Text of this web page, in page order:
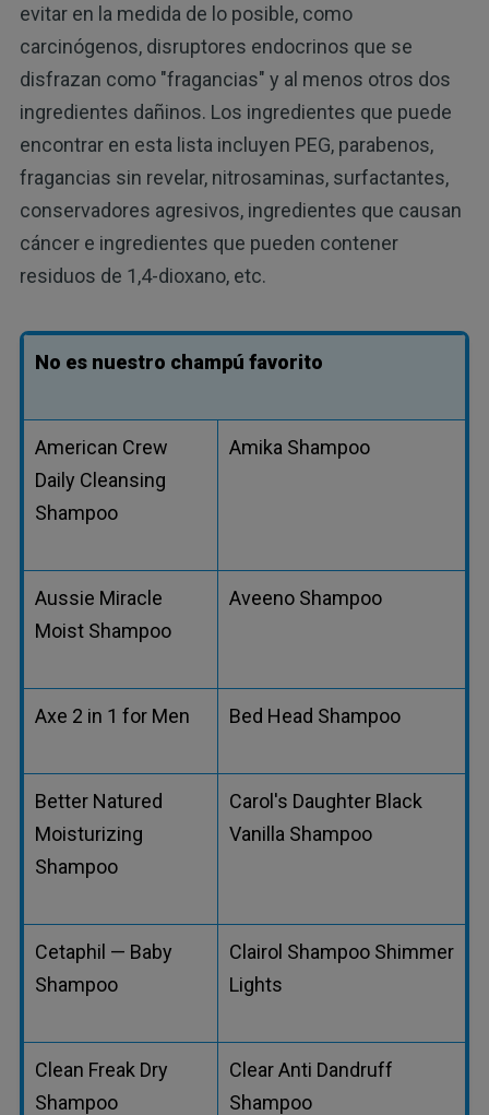
evitar en la medida de lo posible, como
carcinógenos, disruptores endocrinos que se
disfrazan como "fragancias" y al menos otros dos
ingredientes dañinos. Los ingredientes que puede
encontrar en esta lista incluyen PEG, parabenos,
fragancias sin revelar, nitrosaminas, surfactantes,
conservadores agresivos, ingredientes que causan
cáncer e ingredientes que pueden contener
residuos de 1,4-dioxano, etc.
No es nuestro champú favorito
American Crew
Daily Cleansing
Shampoo
Amika Shampoo
Aussie Miracle
Moist Shampoo
Aveeno Shampoo
Axe 2 in 1 for Men Bed Head Shampoo
Better Natured
Moisturizing
Shampoo
Carol's Daughter Black
Vanilla Shampoo
Cetaphil — Baby
Shampoo
Clairol Shampoo Shimmer
Lights
Clean Freak Dry
Shampoo
Clear Anti Dandruff
Shampoo